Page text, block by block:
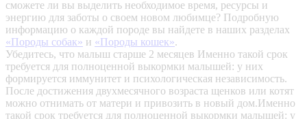
сможете ли вы выделить необходимое время, ресурсы и
энергию для заботы о своем новом любимце? Подробную
информацию о каждой породе вы найдете в наших разделах
«Породы собак» и «Породы кошек».
Убедитесь, что малыш старше 2 месяцев Именно такой срок
требуется для полноценной выкормки малышей: у них
формируется иммунитет и психологическая независимость.
После достижения двухмесячного возраста щенков или котят
можно отнимать от матери и привозить в новый дом.Именно
такой срок требуется для полноценной выкормки малышей: у